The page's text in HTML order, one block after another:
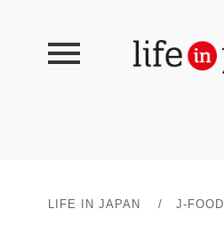
LIFE IN JAPAN / J-FOOD